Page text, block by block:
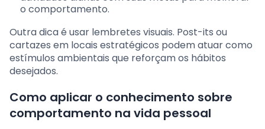
o comportamento.
Outra dica é usar lembretes visuais. Post-its ou
cartazes em locais estratégicos podem atuar como
estímulos ambientais que reforçam os hábitos
desejados.
Como aplicar o conhecimento sobre
comportamento na vida pessoal